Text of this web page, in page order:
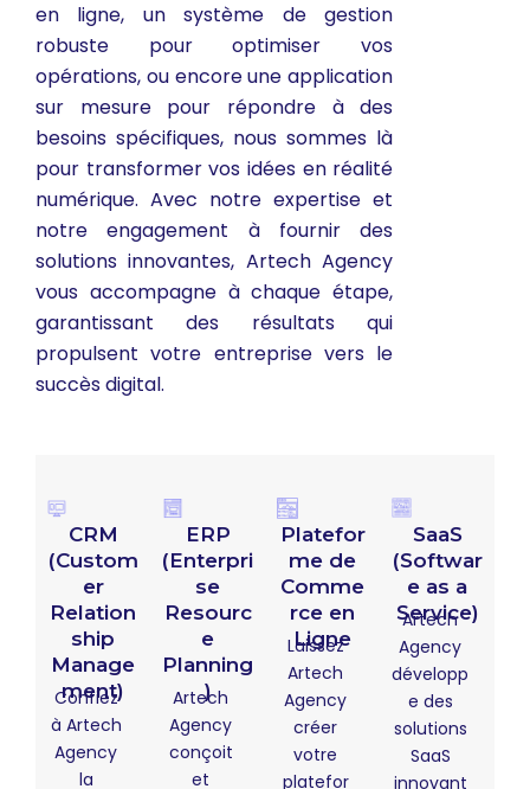
en ligne, un système de gestion
robuste pour optimiser vos
opérations, ou encore une application
sur mesure pour répondre à des
besoins spécifiques, nous sommes là
pour transformer vos idées en réalité
numérique. Avec notre expertise et
notre engagement à fournir des
solutions innovantes, Artech Agency
vous accompagne à chaque étape,
garantissant des résultats qui
propulsent votre entreprise vers le
succès digital.
CRM
(Custom
er
Relation
ship
Manage
ment)
Confiez
à Artech
Agency
la
ERP
(Enterpri
se
Resourc
e
Planning
)
Artech
Agency
conçoit
et
Platefor
me de
Comme
rce en
Ligne
Laissez
Artech
Agency
créer
votre
platefor
SaaS
(Softwar
e as a
Service)
Artech
Agency
développ
e des
solutions
SaaS
innovant